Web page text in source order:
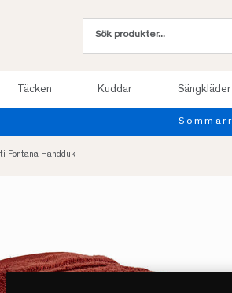
Täcken Kuddar Sängkläder
Fontana Handduk